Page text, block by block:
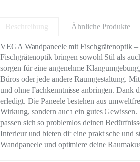
Beschreibung Ähnliche Produkte
VEGA Wandpaneele mit Fischgrätenoptik
Fischgrätenoptik bringen sowohl Stil als
sorgen für eine angenehme
Büros oder jede andere Raumgestaltung.
und ohne Fachkenntnisse anbringen. Dank
erledigt. Die Paneele bestehen aus
Wirkung, sondern auch ein gutes
passen sich so problemlos deinen
Interieur und bieten dir eine praktische und
Wandpaneele und optimiere deine